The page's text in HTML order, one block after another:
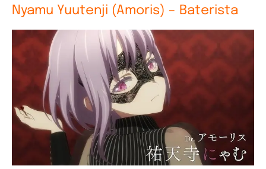
Nyamu Yuutenji (Amoris) – Baterista